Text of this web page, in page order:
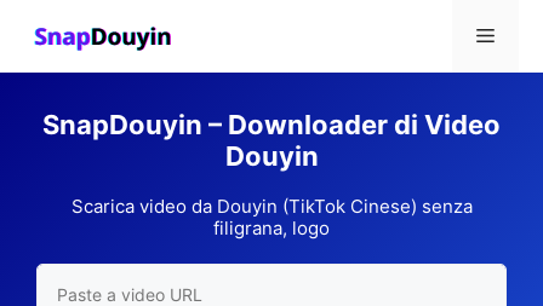
Menu
SnapDouyin – Downloader di Video
Douyin
Scarica video da Douyin (TikTok Cinese) senza
filigrana, logo